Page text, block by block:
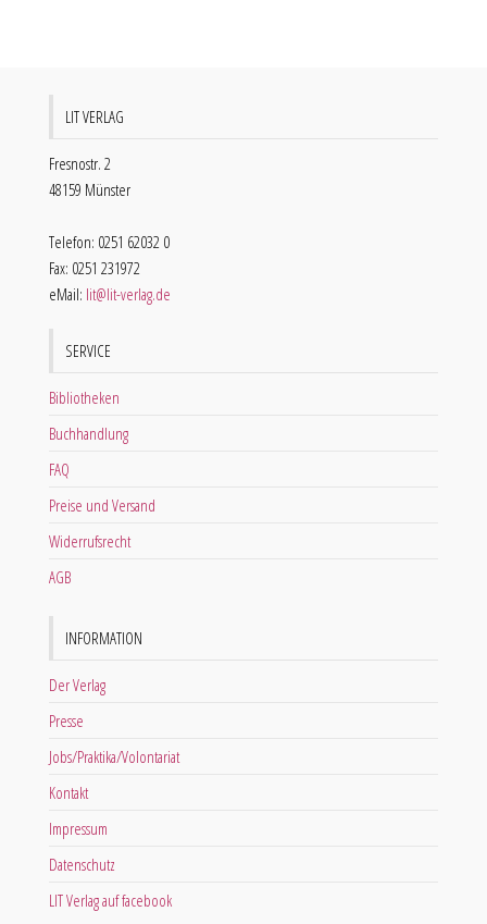
LIT VERLAG
Fresnostr. 2
48159 Münster
Telefon: 0251 62032 0
Fax: 0251 231972
eMail: lit@lit-verlag.de
SERVICE
Bibliotheken
Buchhandlung
FAQ
Preise und Versand
Widerrufsrecht
AGB
INFORMATION
Der Verlag
Presse
Jobs/Praktika/Volontariat
Kontakt
Impressum
Datenschutz
LIT Verlag auf facebook